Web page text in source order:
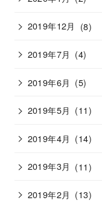
2019年12月 (8)
2019年7月 (4)
2019年6月 (5)
2019年5月 (11)
2019年4月 (14)
2019年3月 (11)
2019年2月 (13)